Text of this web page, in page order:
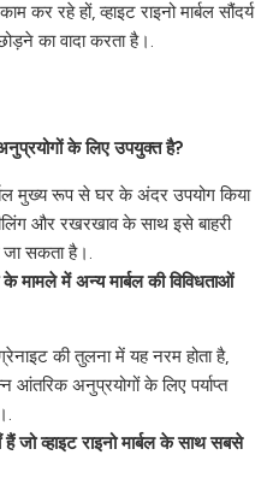
कर रहे हों, व्हाइट राइनो मार्बल सौंदर्य
का वादा करता है।.
के लिए उपयुक्त है?
मुख्य रूप से घर के अंदर उपयोग किया
और रखरखाव के साथ इसे बाहरी
जा सकता है।.
मामले में अन्य मार्बल की विविधताओं
की तुलना में यह नरम होता है,
आंतरिक अनुप्रयोगों के लिए पर्याप्त
हैं जो व्हाइट राइनो मार्बल के साथ सबसे